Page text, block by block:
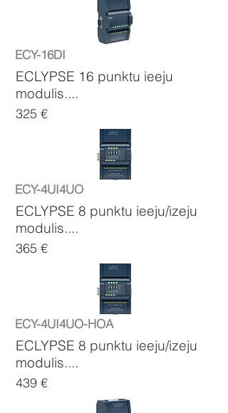
ECY-16DI
ECLYPSE 16 punktu ieeju
modulis....
325 €
ECY-4UI4UO
ECLYPSE 8 punktu ieeju/izeju
modulis....
365 €
ECY-4UI4UO-HOA
ECLYPSE 8 punktu ieeju/izeju
modulis....
439 €